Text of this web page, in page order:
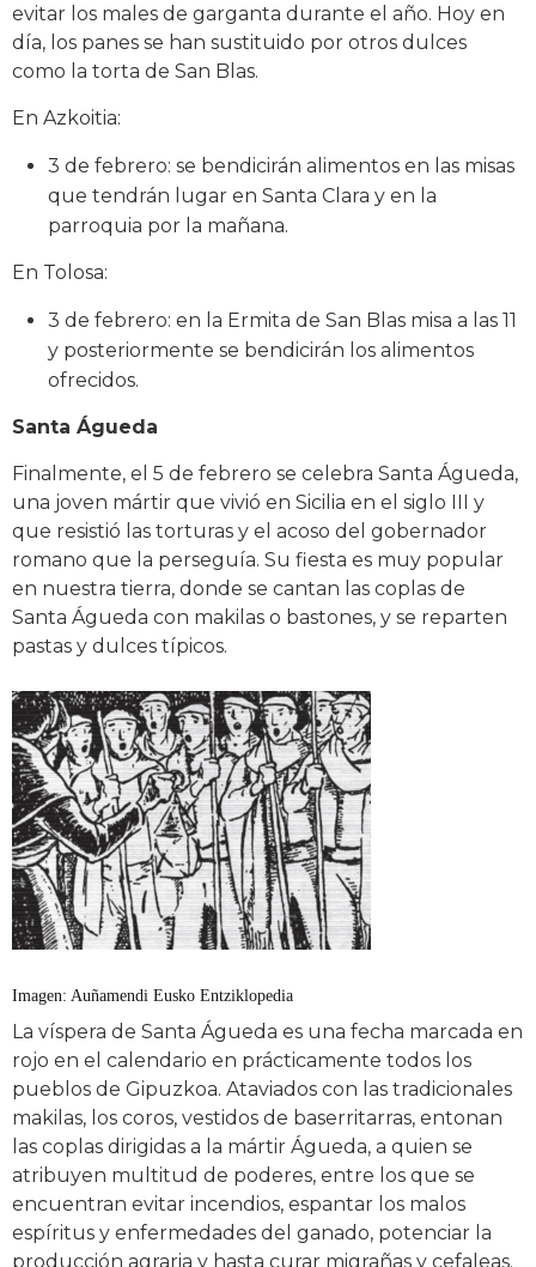
evitar los males de garganta durante el año. Hoy en
día, los panes se han sustituido por otros dulces
como la torta de San Blas.
En Azkoitia:
3 de febrero: se bendicirán alimentos en las misas
que tendrán lugar en Santa Clara y en la
parroquia por la mañana.
En Tolosa:
3 de febrero: en la Ermita de San Blas misa a las 11
y posteriormente se bendicirán los alimentos
ofrecidos.
Santa Águeda
Finalmente, el 5 de febrero se celebra Santa Águeda,
una joven mártir que vivió en Sicilia en el siglo III y
que resistió las torturas y el acoso del gobernador
romano que la perseguía. Su fiesta es muy popular
en nuestra tierra, donde se cantan las coplas de
Santa Águeda con makilas o bastones, y se reparten
pastas y dulces típicos.
Imagen: Auñamendi Eusko Entziklopedia
La víspera de Santa Águeda es una fecha marcada en
rojo en el calendario en prácticamente todos los
pueblos de Gipuzkoa. Ataviados con las tradicionales
makilas, los coros, vestidos de baserritarras, entonan
las coplas dirigidas a la mártir Águeda, a quien se
atribuyen multitud de poderes, entre los que se
encuentran evitar incendios, espantar los malos
espíritus y enfermedades del ganado, potenciar la
producción agraria y hasta curar migrañas y cefaleas.